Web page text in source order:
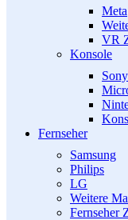
Meta
VR
Konsole
Fernseher
Samsung
Philips
LG
Weitere
Fernseher